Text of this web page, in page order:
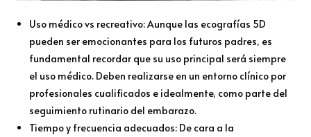
Uso médico vs recreativo: Aunque las ecografías 5D
pueden ser emocionantes para los futuros padres, es
fundamental recordar que su uso principal será siempre
el uso médico. Deben realizarse en un entorno clínico por
profesionales cualificados e idealmente, como parte del
seguimiento rutinario del embarazo.
Tiempo y frecuencia adecuados: De cara a la